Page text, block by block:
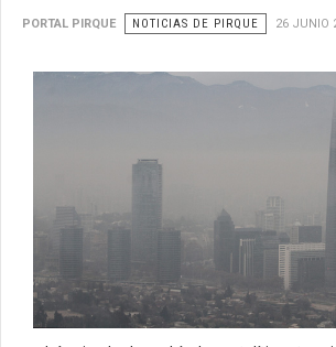
PORTAL PIRQUE NOTICIAS DE PIRQUE 26 JUNIO